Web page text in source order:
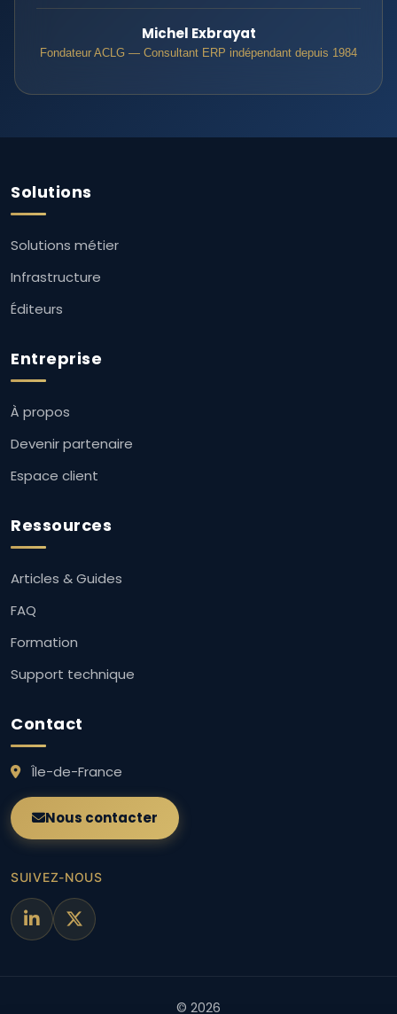
Michel Exbrayat
Fondateur ACLG — Consultant ERP indépendant depuis 1984
Solutions
Solutions métier
Infrastructure
Éditeurs
Entreprise
À propos
Devenir partenaire
Espace client
Ressources
Articles & Guides
FAQ
Formation
Support technique
Contact
Île-de-France
Nous contacter
SUIVEZ-NOUS
© 2026